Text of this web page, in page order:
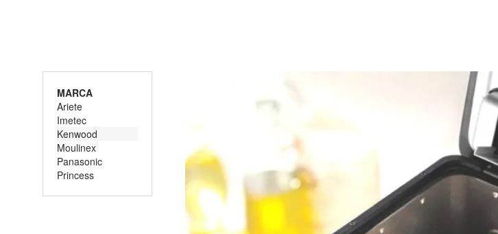
MARCA
Ariete
Imetec
Kenwood
Moulinex
Panasonic
Princess